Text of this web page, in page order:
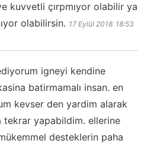
kuvvetli çırpmıyor olabilir ya
olabilirsin. 17 Eylül 2018 18:53
igneyi kendine
batirmamalı insan. en
kevser den yardim alarak
yapabildim. ellerine
desteklerin paha